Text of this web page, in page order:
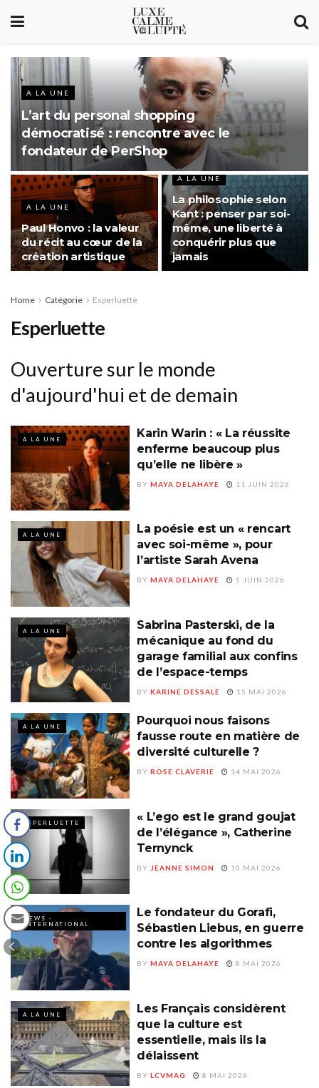
A LA UNE
L’art du personal shopping
démocratisé : rencontre avec le
fondateur de PerShop
A LA UNE
Paul Honvo : la valeur
du récit au cœur de la
création artistique
A LA UNE
La philosophie selon
Kant : penser par soi-
même, une liberté à
conquérir plus que
jamais
Home Catégorie Esperluette
Esperluette
Ouverture sur le monde
d'aujourd'hui et de demain
A LA UNE
Karin Warin : « La réussite
enferme beaucoup plus
qu’elle ne libère »
BY MAYA DELAHAYE 11 JUIN 2026
A LA UNE
La poésie est un « rencart
avec soi-même », pour
l’artiste Sarah Avena
BY MAYA DELAHAYE 5 JUIN 2026
A LA UNE
Sabrina Pasterski, de la
mécanique au fond du
garage familial aux confins
de l’espace-temps
BY KARINE DESSALE 15 MAI 2026
A LA UNE
Pourquoi nous faisons
fausse route en matière de
diversité culturelle ?
BY ROSE CLAVERIE 14 MAI 2026
ESPERLUETTE
« L’ego est le grand goujat
de l’élégance », Catherine
Ternynck
BY JEANNE SIMON 10 MAI 2026
NEWS -
INTERNATIONAL
Le fondateur du Gorafi,
Sébastien Liebus, en guerre
contre les algorithmes
BY MAYA DELAHAYE 8 MAI 2026
A LA UNE
Les Français considèrent
que la culture est
essentielle, mais ils la
délaissent
BY LCVMAG 8 MAI 2026